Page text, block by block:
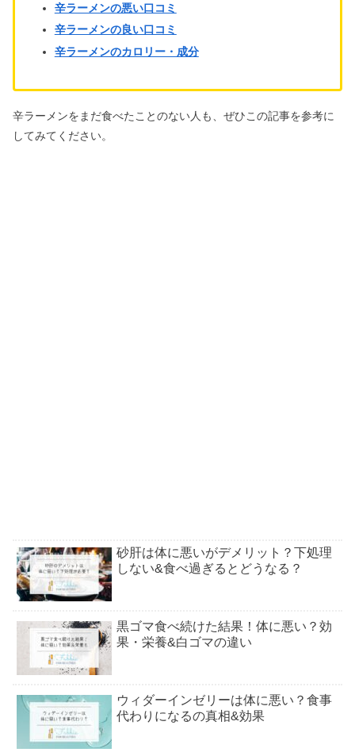
辛ラーメンの悪い口コミ
辛ラーメンの良い口コミ
辛ラーメンのカロリー・成分
辛ラーメンをまだ食べたことのない人も、ぜひこの記事を参考に
してみてください。
砂肝は体に悪いがデメリット？下処理
しない&食べ過ぎるとどうなる？
黒ゴマ食べ続けた結果！体に悪い？効
果・栄養&白ゴマの違い
ウィダーインゼリーは体に悪い？食事
代わりになるの真相&効果